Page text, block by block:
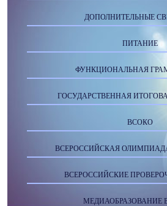
ДОПОЛНИТЕЛЬНЫЕ
ПИТАНИЕ
ФУНКЦИОНАЛЬНАЯ
ГОСУДАРСТВЕННАЯ
ВСОКО
ВСЕРОССИЙСКАЯ
ВСЕРОССИЙСКИЕ
МЕДИАОБРАЗОВАНИЕ